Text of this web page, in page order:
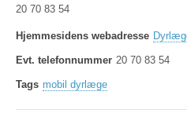
20 70 83 54
Hjemmesidens webadresse
Evt. telefonnummer 20 70 83 54
Tags mobil dyrlæge